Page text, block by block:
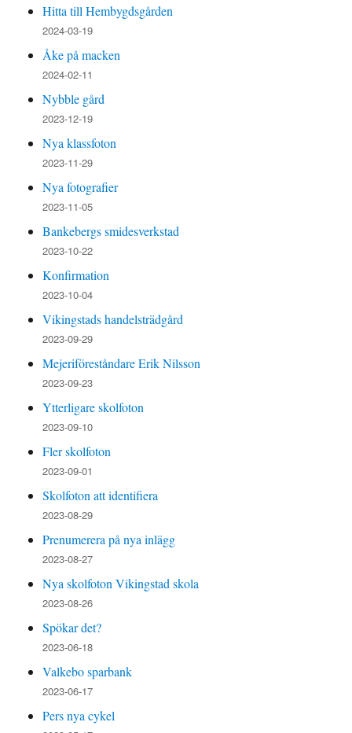
Hitta till Hembygdsgården
2024-03-19
Åke på macken
2024-02-11
Nybble gård
2023-12-19
Nya klassfoton
2023-11-29
Nya fotografier
2023-11-05
Bankebergs smidesverkstad
2023-10-22
Konfirmation
2023-10-04
Vikingstads handelsträdgård
2023-09-29
Mejeriföreståndare Erik Nilsson
2023-09-23
Ytterligare skolfoton
2023-09-10
Fler skolfoton
2023-09-01
Skolfoton att identifiera
2023-08-29
Prenumerera på nya inlägg
2023-08-27
Nya skolfoton Vikingstad skola
2023-08-26
Spökar det?
2023-06-18
Valkebo sparbank
2023-06-17
Pers nya cykel